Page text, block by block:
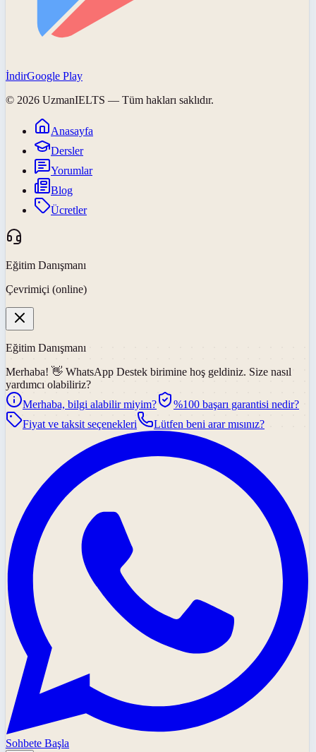
İndirGoogle Play
© 2026 UzmanIELTS — Tüm hakları saklıdır.
Anasayfa
Dersler
Yorumlar
Blog
Ücretler
Eğitim Danışmanı
Çevrimiçi (online)
Eğitim Danışmanı
Merhaba! 👋 WhatsApp Destek birimine hoş geldiniz. Size nasıl
yardımcı olabiliriz?
Merhaba, bilgi alabilir miyim?
%100 başarı garantisi nedir?
Fiyat ve taksit seçenekleri
Lütfen beni arar mısınız?
Sohbete Başla